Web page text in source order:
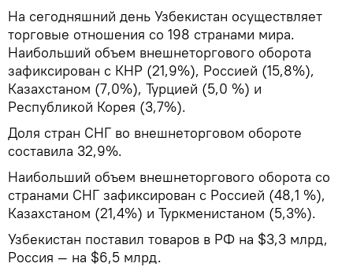
На сегодняшний день Узбекистан осуществляет
торговые отношения со 198 странами мира.
Наибольший объем внешнеторгового оборота
зафиксирован с КНР (21,9%), Россией (15,8%),
Казахстаном (7,0%), Турцией (5,0 %) и
Республикой Корея (3,7%).
Доля стран СНГ во внешнеторговом обороте
составила 32,9%.
Наибольший объем внешнеторгового оборота со
странами СНГ зафиксирован с Россией (48,1 %),
Казахстаном (21,4%) и Туркменистаном (5,3%).
Узбекистан поставил товаров в РФ на $3,3 млрд,
Россия — на $6,5 млрд.